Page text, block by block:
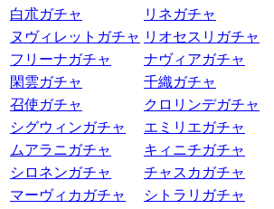
白朮ガチャ
リネガチャ
ヌヴィレットガチャ リオセスリガチャ
フリーナガチャ
ナヴィアガチャ
閑雲ガチャ
千織ガチャ
召使ガチャ
クロリンデガチャ
シグウィンガチャ
エミリエガチャ
ムアラニガチャ
キィニチガチャ
シロネンガチャ
チャスカガチャ
マーヴィカガチャ
シトラリガチャ